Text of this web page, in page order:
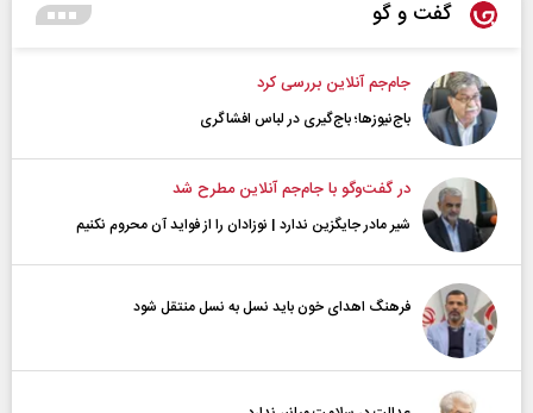
گفت و گو
جام‌جم آنلاین بررسی کرد
باج‌نیوزها؛ باج‌گیری در لباس افشاگری
در گفت‌و‌گو با جام‌جم آنلاین مطرح شد
شیر مادر جایگزین ندارد | نوزادان را از فواید آن محروم نکنیم
فرهنگ اهدای خون باید نسل به نسل منتقل شود